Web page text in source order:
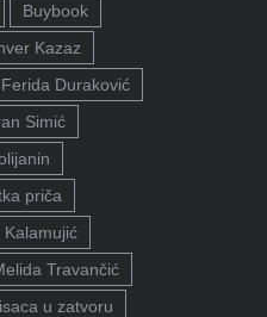
Buybook
Kazaz
Ferida Duraković
Simić
priča
Kalamujić
Travančić
u zatvoru